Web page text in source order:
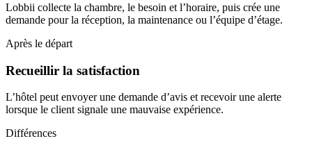
Lobbii collecte la chambre, le besoin et l’horaire, puis crée une
demande pour la réception, la maintenance ou l’équipe d’étage.
Après le départ
Recueillir la satisfaction
L’hôtel peut envoyer une demande d’avis et recevoir une alerte
lorsque le client signale une mauvaise expérience.
Différences